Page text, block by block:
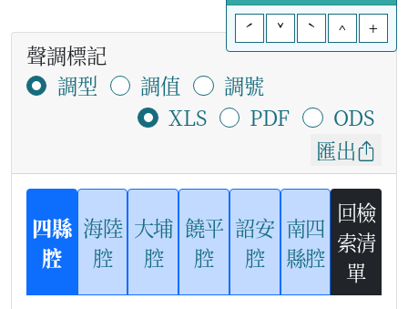
ˊ
ˇ ˋ ^ +
聲調標記
調型
調值
調號
XLS
PDF
ODS
匯出
四縣
腔
海陸
腔
大埔
腔
饒平
腔
詔安
腔
南四
縣腔
回檢
索清
單